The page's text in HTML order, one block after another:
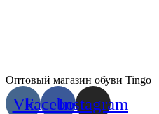
Оптовый магазин обуви Tingo
VkFacebookInstagram